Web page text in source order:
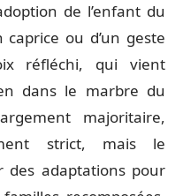
de l’enfant du
ou d’un geste
réfléchi, qui vient
dans le marbre du
majoritaire,
strict, mais le
des adaptations pour